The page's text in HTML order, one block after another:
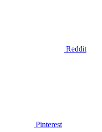
Reddit
Pinterest